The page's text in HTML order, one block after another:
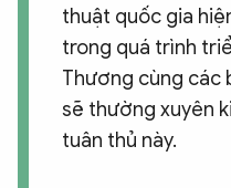
thuật quốc gia
trong quá trình
Thương cùng các
sẽ thường xuyên
tuân thủ này.